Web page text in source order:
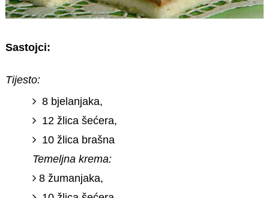
Sastojci:
Tijesto:
8 bjelanjaka,
12 žlica šećera,
10 žlica brašna
Temeljna krema:
8 žumanjaka,